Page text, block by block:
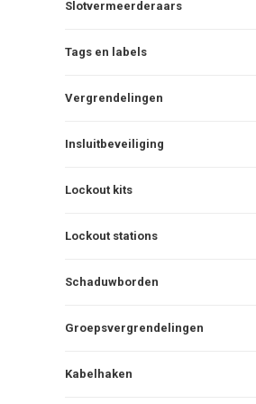
Slotvermeerderaars
Tags en labels
Vergrendelingen
Insluitbeveiliging
Lockout kits
Lockout stations
Schaduwborden
Groepsvergrendelingen
Kabelhaken